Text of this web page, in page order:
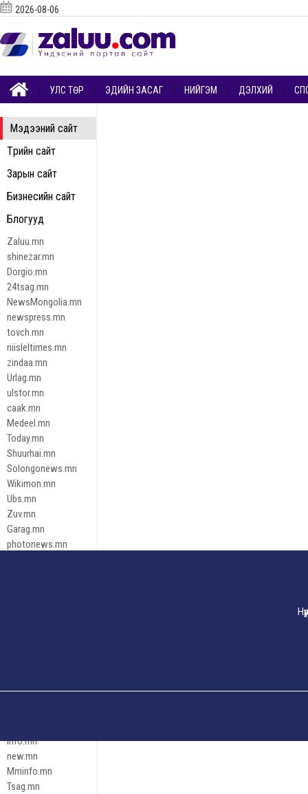
Мэдээний сайт
Төрийн сайт
Зарын сайт
Бизнесийн сайт
Блогууд
Zaluu.mn
shinezar.mn
Dorgio.mn
24tsag.mn
NewsMongolia.mn
newspress.mn
tovch.mn
niisleltimes.mn
zindaa.mn
Urlag.mn
ulstor.mn
caak.mn
Medeel.mn
Today.mn
Shuurhai.mn
Solongonews.mn
Wikimon.mn
Ubs.mn
Zuv.mn
Garag.mn
photonews.mn
Эрх зүй
info.mn
new.mn
Mminfo.mn
Tsag.mn
2026-08-06
УЛС ТӨР ЭДИЙН ЗАСАГ НИЙГЭМ ДЭЛХИЙ